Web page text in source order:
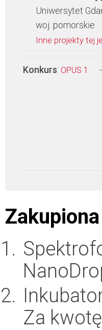
Uniwersytet
woj. pomorskie
Inne projekty tej
Konkurs: OPUS 1
Za kwotę